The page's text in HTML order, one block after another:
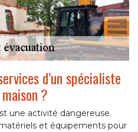
d’un spécialiste
?
une activité dangereuse.
et équipements pour